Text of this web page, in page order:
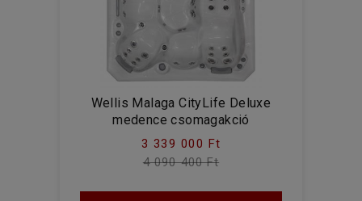
Wellis Malaga CityLife Deluxe
medence csomagakció
3 339 000 Ft
4 090 400 Ft